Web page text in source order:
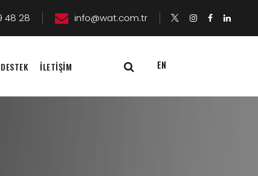
48 28 info@wat.com.tr
İLETİŞİM EN